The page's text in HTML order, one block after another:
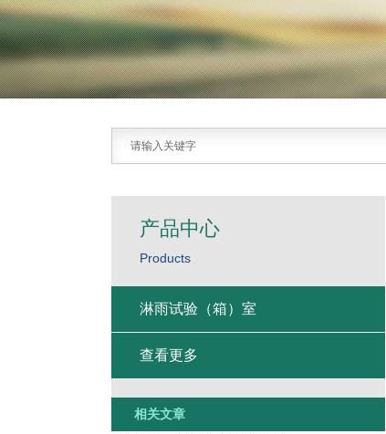
产品中心
Products
淋雨试验（箱）室
查看更多
相关文章